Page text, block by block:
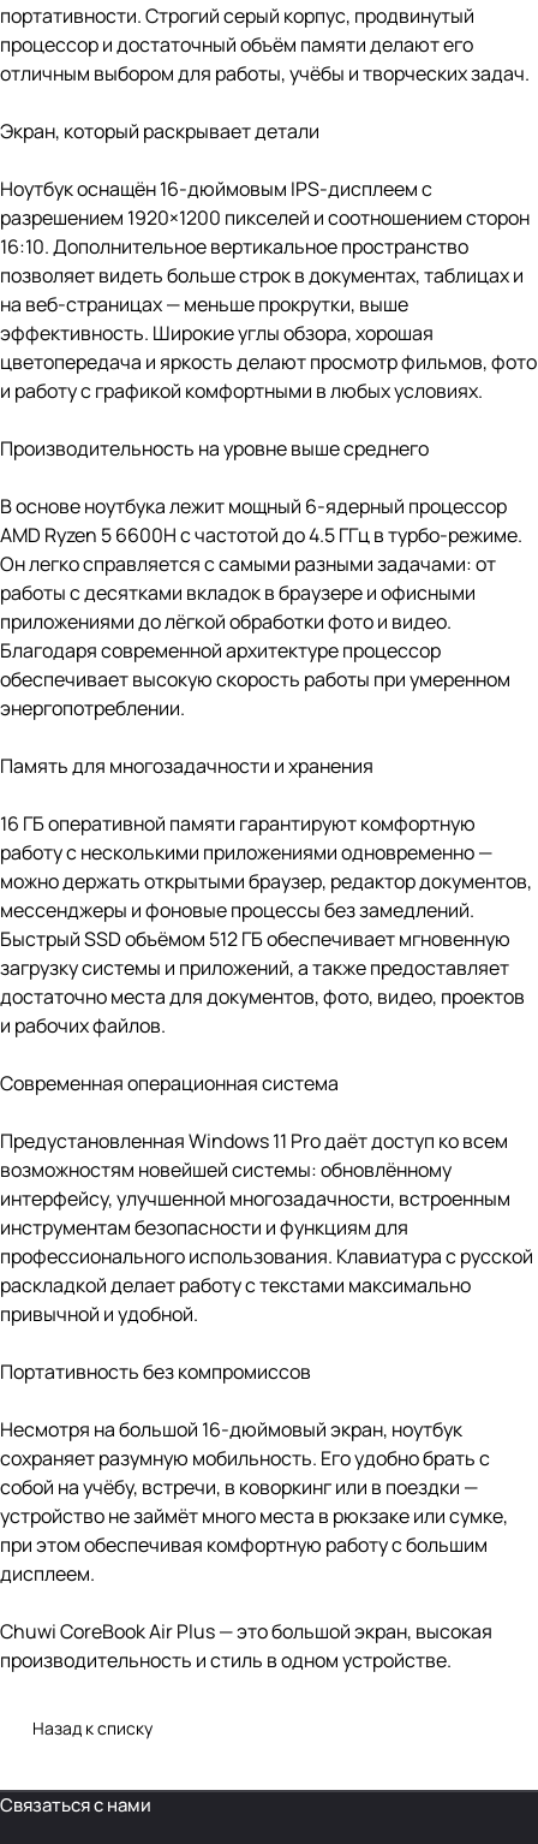
портативности. Строгий серый корпус, продвинутый
процессор и достаточный объём памяти делают его
отличным выбором для работы, учёбы и творческих задач.
Экран, который раскрывает детали
Ноутбук оснащён 16-дюймовым IPS-дисплеем с
разрешением 1920×1200 пикселей и соотношением сторон
16:10. Дополнительное вертикальное пространство
позволяет видеть больше строк в документах, таблицах и
на веб-страницах — меньше прокрутки, выше
эффективность. Широкие углы обзора, хорошая
цветопередача и яркость делают просмотр фильмов, фото
и работу с графикой комфортными в любых условиях.
Производительность на уровне выше среднего
В основе ноутбука лежит мощный 6-ядерный процессор
AMD Ryzen 5 6600H с частотой до 4.5 ГГц в турбо-режиме.
Он легко справляется с самыми разными задачами: от
работы с десятками вкладок в браузере и офисными
приложениями до лёгкой обработки фото и видео.
Благодаря современной архитектуре процессор
обеспечивает высокую скорость работы при умеренном
энергопотреблении.
Память для многозадачности и хранения
16 ГБ оперативной памяти гарантируют комфортную
работу с несколькими приложениями одновременно —
можно держать открытыми браузер, редактор документов,
мессенджеры и фоновые процессы без замедлений.
Быстрый SSD объёмом 512 ГБ обеспечивает мгновенную
загрузку системы и приложений, а также предоставляет
достаточно места для документов, фото, видео, проектов
и рабочих файлов.
Современная операционная система
Предустановленная Windows 11 Pro даёт доступ ко всем
возможностям новейшей системы: обновлённому
интерфейсу, улучшенной многозадачности, встроенным
инструментам безопасности и функциям для
профессионального использования. Клавиатура с русской
раскладкой делает работу с текстами максимально
привычной и удобной.
Портативность без компромиссов
Несмотря на большой 16-дюймовый экран, ноутбук
сохраняет разумную мобильность. Его удобно брать с
собой на учёбу, встречи, в коворкинг или в поездки —
устройство не займёт много места в рюкзаке или сумке,
при этом обеспечивая комфортную работу с большим
дисплеем.
Chuwi CoreBook Air Plus — это большой экран, высокая
производительность и стиль в одном устройстве.
Назад к списку
Связаться с нами